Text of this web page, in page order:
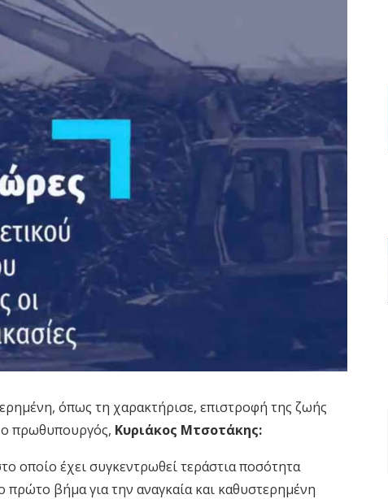
όπως τη χαρακτήρισε, επιστροφή της ζωής
ο πρωθυπουργός, Κυριάκος Μτσοτάκης:
οποίο έχει συγκεντρωθεί τεράστια ποσότητα
βήμα για την αναγκαία και καθυστερημένη